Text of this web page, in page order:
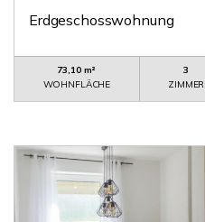
Erdgeschosswohnung
73,10 m²
WOHNFLÄCHE
3
ZIMMER